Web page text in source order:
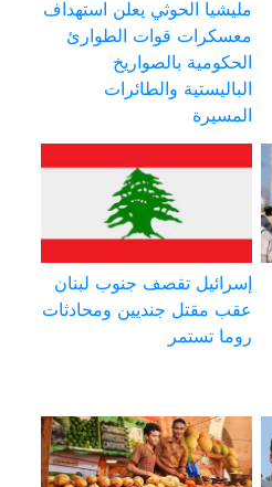
مليشيا الحوثي يعلن استهداف
معسكرات قوات الطوارئ
الحكومية بالصواريخ
الباليستية والطائرات
المسيرة
إسرائيل تقصف جنوب لبنان
عقب مقتل جنديين ومحادثات
روما تستمر